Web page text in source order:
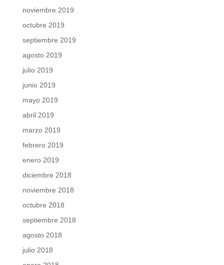
noviembre 2019
octubre 2019
septiembre 2019
agosto 2019
julio 2019
junio 2019
mayo 2019
abril 2019
marzo 2019
febrero 2019
enero 2019
diciembre 2018
noviembre 2018
octubre 2018
septiembre 2018
agosto 2018
julio 2018